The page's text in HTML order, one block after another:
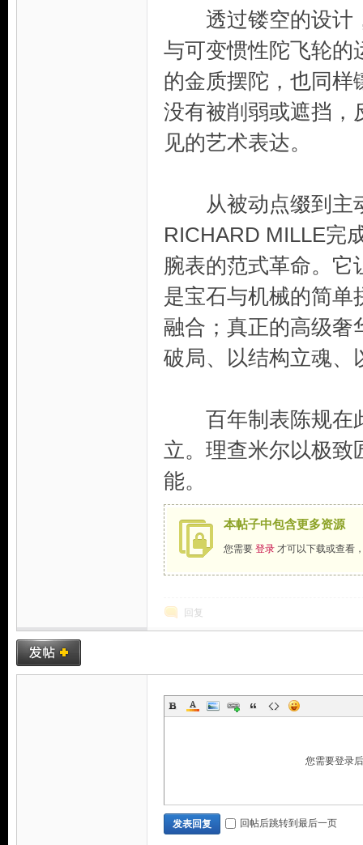
透过镂空的设计，
与可变惯性陀飞轮的
的金质摆陀，也同样
没有被削弱或遮挡，
见的艺术表达。
从被动点缀到主动
RICHARD MILLE完
腕表的范式革命。它
是宝石与机械的简单
融合；真正的高级奢
破局、以结构立魂、
百年制表陈规在此
立。理查米尔以极致
能。
本帖子中包含更多资源
您需要 登录才可以下载或查看
回复
您需要登录
发表回复 回帖后跳转到最后一页